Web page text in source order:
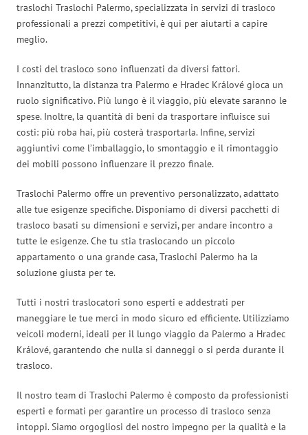
traslochi Traslochi Palermo, specializzata in servizi di trasloco
professionali a prezzi competitivi, è qui per aiutarti a capire
meglio.
I costi del trasloco sono influenzati da diversi fattori.
Innanzitutto, la distanza tra Palermo e Hradec Králové gioca un
ruolo significativo. Più lungo è il viaggio, più elevate saranno le
spese. Inoltre, la quantità di beni da trasportare influisce sui
costi: più roba hai, più costerà trasportarla. Infine, servizi
aggiuntivi come l’imballaggio, lo smontaggio e il rimontaggio
dei mobili possono influenzare il prezzo finale.
Traslochi Palermo offre un preventivo personalizzato, adattato
alle tue esigenze specifiche. Disponiamo di diversi pacchetti di
trasloco basati su dimensioni e servizi, per andare incontro a
tutte le esigenze. Che tu stia traslocando un piccolo
appartamento o una grande casa, Traslochi Palermo ha la
soluzione giusta per te.
Tutti i nostri traslocatori sono esperti e addestrati per
maneggiare le tue merci in modo sicuro ed efficiente. Utilizziamo
veicoli moderni, ideali per il lungo viaggio da Palermo a Hradec
Králové, garantendo che nulla si danneggi o si perda durante il
trasloco.
Il nostro team di Traslochi Palermo è composto da professionisti
esperti e formati per garantire un processo di trasloco senza
intoppi. Siamo orgogliosi del nostro impegno per la qualità e la